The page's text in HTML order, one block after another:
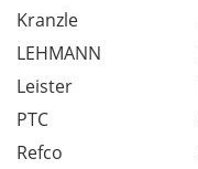
Kranzle
LEHMANN
Leister
PTC
Refco